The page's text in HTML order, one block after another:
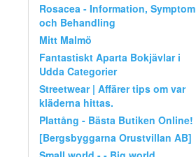
Rosacea - Information, Symptom
och Behandling
Mitt Malmö
Fantastiskt Aparta Bokjävlar i
Udda Categorier
Streetwear | Affärer tips om var
kläderna hittas.
Plattång - Bästa Butiken Online!
[Bergsbyggarna Orustvillan AB]